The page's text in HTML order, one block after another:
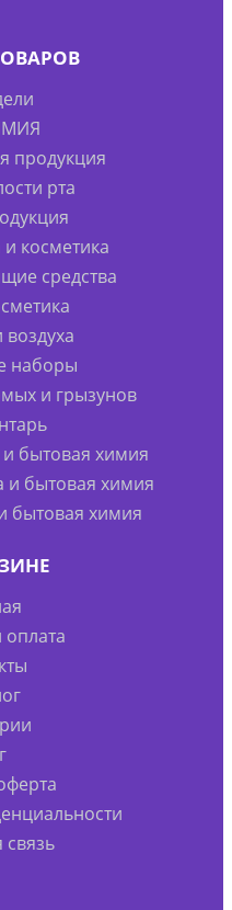
продукция
рта
косметика
средства
наборы
и грызунов
бытовая химия
и бытовая химия
бытовая химия
оплата